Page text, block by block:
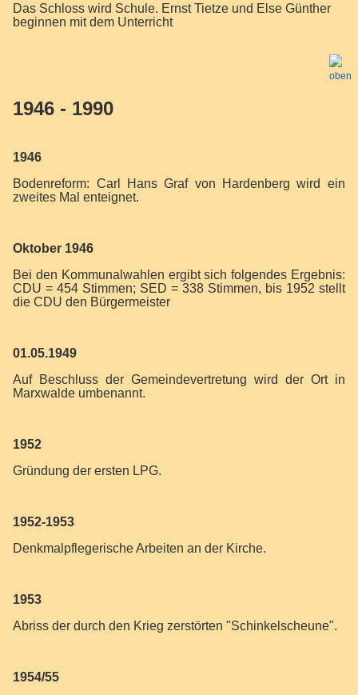
Das Schloss wird Schule. Ernst Tietze und Else Günther
beginnen mit dem Unterricht
1946 - 1990
1946
Bodenreform: Carl Hans Graf von Hardenberg wird ein
zweites Mal enteignet.
Oktober 1946
Bei den Kommunalwahlen ergibt sich folgendes Ergebnis:
CDU = 454 Stimmen; SED = 338 Stimmen, bis 1952 stellt
die CDU den Bürgermeister
01.05.1949
Auf Beschluss der Gemeindevertretung wird der Ort in
Marxwalde umbenannt.
1952
Gründung der ersten LPG.
1952-1953
Denkmalpflegerische Arbeiten an der Kirche.
1953
Abriss der durch den Krieg zerstörten "Schinkelscheune".
1954/55